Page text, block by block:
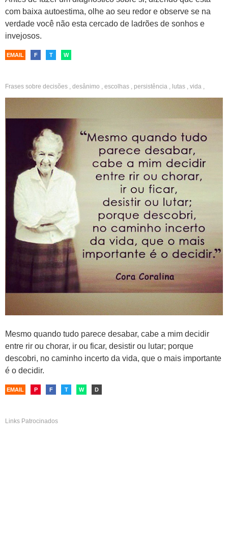
com baixa autoestima, olhe ao seu redor e observe se na
verdade você não esta cercado de ladrões de sonhos e
invejosos.
EMAIL F T W
Frases sobre decisões , desânimo , escolhas , persistência , lutas , vida ,
Mesmo quando tudo parece desabar, cabe a mim decidir
entre rir ou chorar, ir ou ficar, desistir ou lutar; porque
descobri, no caminho incerto da vida, que o mais importante
é o decidir.
EMAIL P F T W D
Links Patrocinados